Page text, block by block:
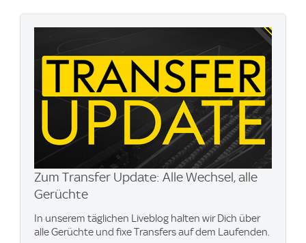
Zum Transfer Update: Alle Wechsel, alle
Gerüchte
In unserem täglichen Liveblog halten wir Dich über
alle Gerüchte und fixe Transfers auf dem Laufenden.